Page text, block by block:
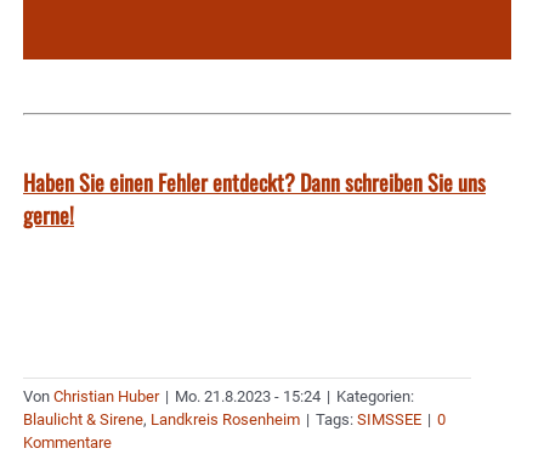
Haben Sie einen Fehler entdeckt? Dann schreiben Sie uns
gerne!
Von Christian Huber | Mo. 21.8.2023 - 15:24 | Kategorien:
Blaulicht & Sirene, Landkreis Rosenheim | Tags: SIMSSEE | 0
Kommentare